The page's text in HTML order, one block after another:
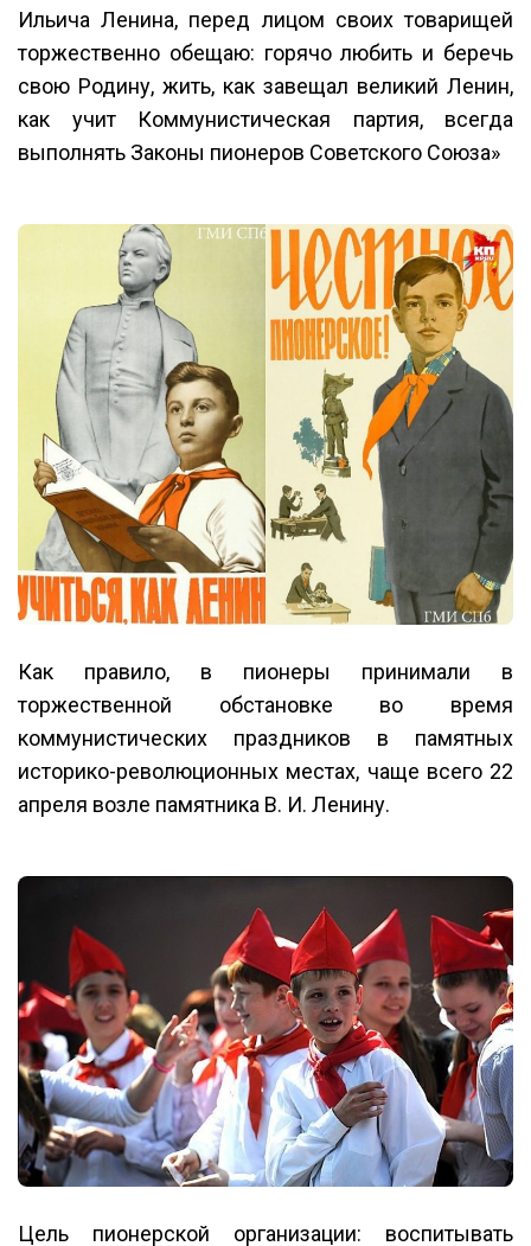
Ильича Ленина, перед лицом своих товарищей
торжественно обещаю: горячо любить и беречь
свою Родину, жить, как завещал великий Ленин,
как учит Коммунистическая партия, всегда
выполнять Законы пионеров Советского Союза»
Как правило, в пионеры принимали в
торжественной обстановке во время
коммунистических праздников в памятных
историко-революционных местах, чаще всего 22
апреля возле памятника В. И. Ленину.
Цель пионерской организации: воспитывать